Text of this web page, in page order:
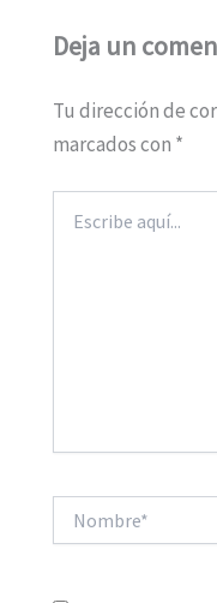
Deja un
Tu dirección de
marcados con *
aquí...